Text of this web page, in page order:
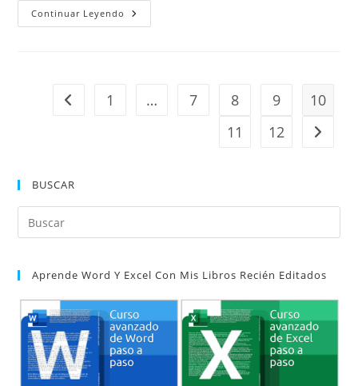
Continuar Leyendo Crear
Un
Ir a la página anterior
1 … 7 8 9
10
11
12 Ir a la
BUSCAR
Aprende Word Y Excel Con Mis Libros Recién Editados